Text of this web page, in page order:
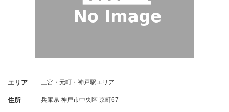
エリア 三宮・元町・神戸駅エリア
住所 兵庫県 神戸市中央区 京町67